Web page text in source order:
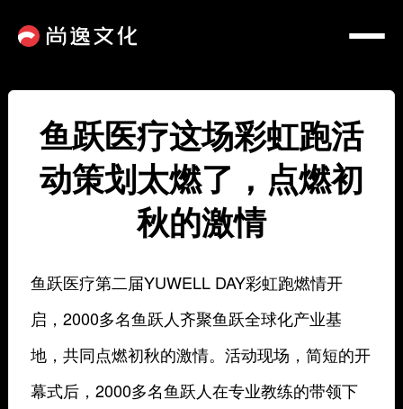
鱼跃医疗这场彩虹跑活
动策划太燃了，点燃初
秋的激情
鱼跃医疗第二届YUWELL DAY彩虹跑燃情开
启，2000多名鱼跃人齐聚鱼跃全球化产业基
地，共同点燃初秋的激情。活动现场，简短的开
幕式后，2000多名鱼跃人在专业教练的带领下